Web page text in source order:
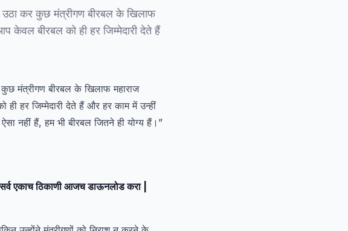
उठा कर कुछ मंत्रीगण बीरबल के खिलाफ
बीरबल को ही हर जिम्मेदारी देते हैं
मंत्रीगण बीरबल के खिलाफ महाराज
हर जिम्मेदारी देते हैं और हर काम में उन्हीं
नहीं हैं, हम भी बीरबल जितने ही योग्य हैं।”
एकाच ठिकाणी आजच डाऊनलोड करा |